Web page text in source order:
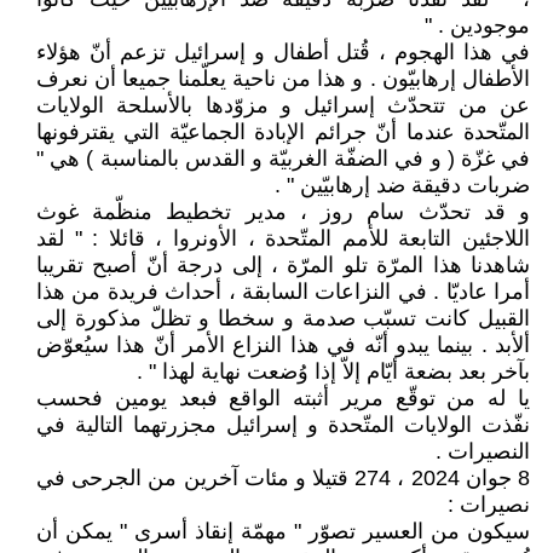
موجودين . "
في هذا الهجوم ، قُتل أطفال و إسرائيل تزعم أنّ هؤلاء
الأطفال إرهابيّون . و هذا من ناحية يعلّمنا جميعا أن نعرف
عن من تتحدّث إسرائيل و مزوّدها بالأسلحة الولايات
المتّحدة عندما أنّ جرائم الإبادة الجماعيّة التي يقترفونها
في غزّة ( و في الضفّة الغربيّة و القدس بالمناسبة ) هي "
ضربات دقيقة ضد إرهابيّين " .
و قد تحدّث سام روز ، مدير تخطيط منظّمة غوث
اللاجئين التابعة للأمم المتّحدة ، الأونروا ، قائلا : " لقد
شاهدنا هذا المرّة تلو المرّة ، إلى درجة أنّ أصبح تقريبا
أمرا عاديّا . في النزاعات السابقة ، أحداث فريدة من هذا
القبيل كانت تسبّب صدمة و سخطا و تظلّ مذكورة إلى
ألأبد . بينما يبدو أنّه في هذا النزاع الأمر أنّ هذا سيُعوّض
بآخر بعد بضعة أيّام إلاّ إذا وُضعت نهاية لهذا " .
يا له من توقّع مرير أثبته الواقع فبعد يومين فحسب
نفّذت الولايات المتّحدة و إسرائيل مجزرتهما التالية في
النصيرات .
8 جوان 2024 ، 274 قتيلا و مئات آخرين من الجرحى في
نصيرات :
سيكون من العسير تصوّر " مهمّة إنقاذ أسرى " يمكن أن